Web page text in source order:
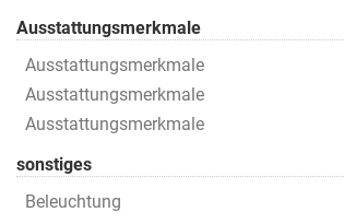
Ausstattungsmerkmale
Ausstattungsmerkmale
Ausstattungsmerkmale
Ausstattungsmerkmale
sonstiges
Beleuchtung